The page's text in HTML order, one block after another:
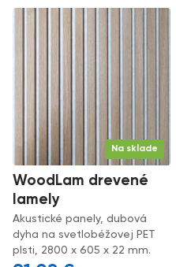
Na sklade
WoodLam drevené
lamely
Akustické panely, dubová
dyha na svetlobéžovej PET
plsti, 2800 x 605 x 22 mm.